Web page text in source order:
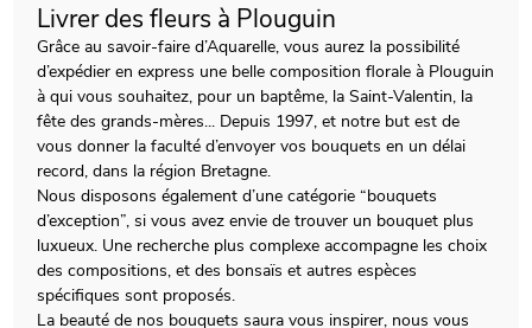
Livrer des fleurs à Plouguin
Grâce au savoir-faire d’Aquarelle, vous aurez la possibilité
d’expédier en express une belle composition florale à Plouguin
à qui vous souhaitez, pour un baptême, la Saint-Valentin, la
fête des grands-mères... Depuis 1997, et notre but est de
vous donner la faculté d’envoyer vos bouquets en un délai
record, dans la région Bretagne.
Nous disposons également d’une catégorie “bouquets
d’exception”, si vous avez envie de trouver un bouquet plus
luxueux. Une recherche plus complexe accompagne les choix
des compositions, et des bonsaïs et autres espèces
spécifiques sont proposés.
La beauté de nos bouquets saura vous inspirer, nous vous